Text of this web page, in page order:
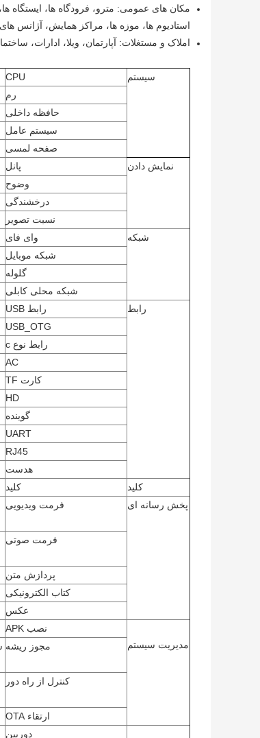
مکان های عمومی: مترو، فرودگاه ها، ایستگاه
استادیوم ها، موزه ها، مراکز همایش، آژانس
املاک و مستغلات: آپارتمان، ویلا، ادارات،
سیستم CPU
رم
حافظه داخلی
سیستم عامل
صفحه لمسی
نمایش دادن
پانل
وضوح
درخشندگی
نسبت تصویر
شبکه
وای فای
شبکه موبایل
گلوله
شبکه محلی کابلی
رابط
رابط USB
USB_OTG
رابط نوع c
AC
کارت TF
HD
گوینده
UART
RJ45
هدست
کلید
کلید
پخش رسانه ای
فرمت ویدیویی
فرمت صوتی
پردازش متن
کتاب الکترونیکی
عکس
مدیریت سیستم
نصب APK
مجوز ریشه
کنترل از راه دور
ارتقاء OTA
دوربین